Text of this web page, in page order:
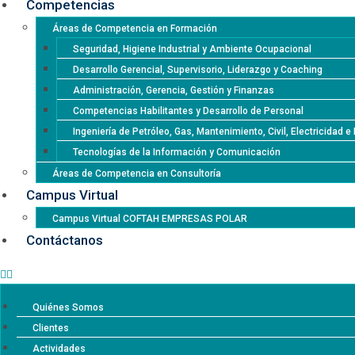
Competencias
Áreas de Competencia en Formación
Seguridad, Higiene Industrial y Ambiente Ocupacional
Desarrollo Gerencial, Supervisorio, Liderazgo y Coaching
Administración, Gerencia, Gestión y Finanzas
Competencias Habilitantes y Desarrollo de Personal
Ingeniería de Petróleo, Gas, Mantenimiento, Civil, Electricidad
Tecnologías de la Información y Comunicación
Áreas de Competencia en Consultoría
Campus Virtual
Campus Virtual COFTAH EMPRESAS POLAR
Contáctanos
Quiénes Somos
Clientes
Actividades